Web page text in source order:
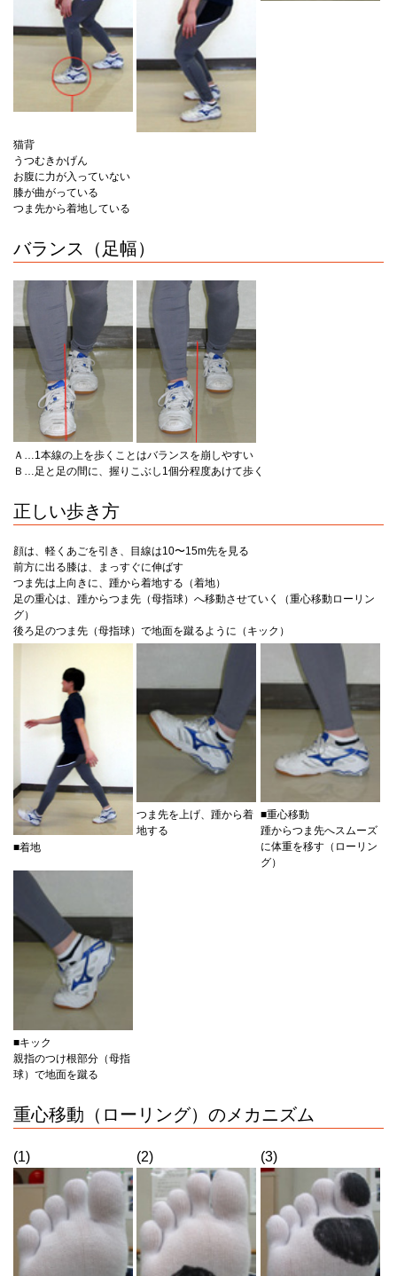
猫背
うつむきかげん
お腹に力が入っていない
膝が曲がっている
つま先から着地している
バランス（足幅）
Ａ…1本線の上を歩くことはバランスを崩しやすい
Ｂ…足と足の間に、握りこぶし1個分程度あけて歩く
正しい歩き方
顔は、軽くあごを引き、目線は10〜15m先を見る
前方に出る膝は、まっすぐに伸ばす
つま先は上向きに、踵から着地する（着地）
足の重心は、踵からつま先（母指球）へ移動させていく（重心移動ローリン
グ）
後ろ足のつま先（母指球）で地面を蹴るように（キック）
■着地
つま先を上げ、踵から着
地する
■重心移動
踵からつま先へスムーズ
に体重を移す（ローリン
グ）
■キック
親指のつけ根部分（母指
球）で地面を蹴る
重心移動（ローリング）のメカニズム
(1) (2) (3)